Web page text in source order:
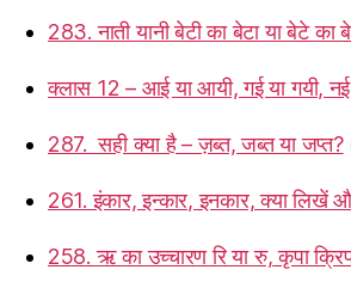
283. नाती यानी बेटी का बेटा या बेटे का
क्लास 12 – आई या आयी, गई या गयी, नई
287. सही क्या है – ज़ब्त, जब्त या जप्त?
261. इंकार, इन्कार, इनकार, क्या लिखें
258. ऋ का उच्चारण रि या रु, कृपा